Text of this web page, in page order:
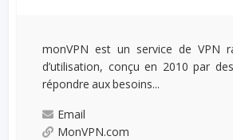
monVPN est un service de VPN
d’utilisation, conçu en 2010 par
répondre aux besoins...
Email
MonVPN.com